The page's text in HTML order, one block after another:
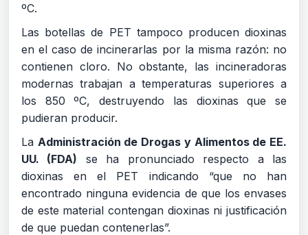
ºC.
Las botellas de PET tampoco producen dioxinas
en el caso de incinerarlas por la misma razón: no
contienen cloro. No obstante, las incineradoras
modernas trabajan a temperaturas superiores a
los 850 ºC, destruyendo las dioxinas que se
pudieran producir.
La Administración de Drogas y Alimentos de EE.
UU. (FDA) se ha pronunciado respecto a las
dioxinas en el PET indicando “que no han
encontrado ninguna evidencia de que los envases
de este material contengan dioxinas ni justificación
de que puedan contenerlas”.